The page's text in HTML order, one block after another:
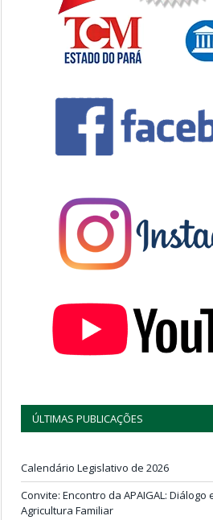
ÚLTIMAS PUBLICAÇÕES
Calendário Legislativo de 2026
Convite: Encontro da APAIGAL:
Agricultura Familiar